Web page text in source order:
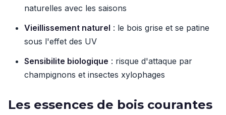
naturelles avec les saisons
Vieillissement naturel : le bois grise et se patine
sous l'effet des UV
Sensibilite biologique : risque d'attaque par
champignons et insectes xylophages
Les essences de bois courantes